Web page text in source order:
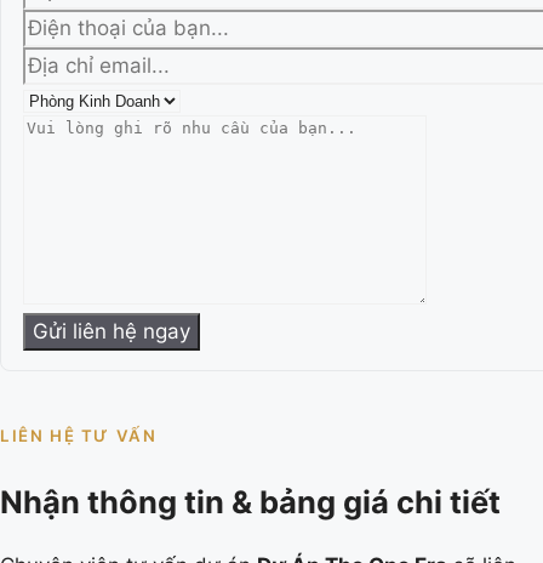
LIÊN HỆ TƯ VẤN
Nhận thông tin & bảng giá chi tiết